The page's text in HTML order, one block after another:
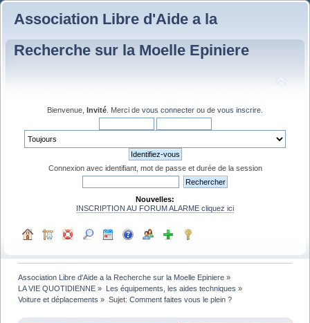
Association Libre d'Aide a la
Recherche sur la Moelle Epiniere
Bienvenue, Invité . Merci de vous connecter ou de vous inscrire
Connexion avec identifiant, mot de passe et durée de la session
Nouvelles:
INSCRIPTION AU FORUM ALARME cliquez ici
Association Libre d'Aide a la Recherche sur la Moelle Epiniere »
LA VIE QUOTIDIENNE » Les équipements, les aides techniques »
Voiture et déplacements » Sujet: Comment faites vous le plein ?